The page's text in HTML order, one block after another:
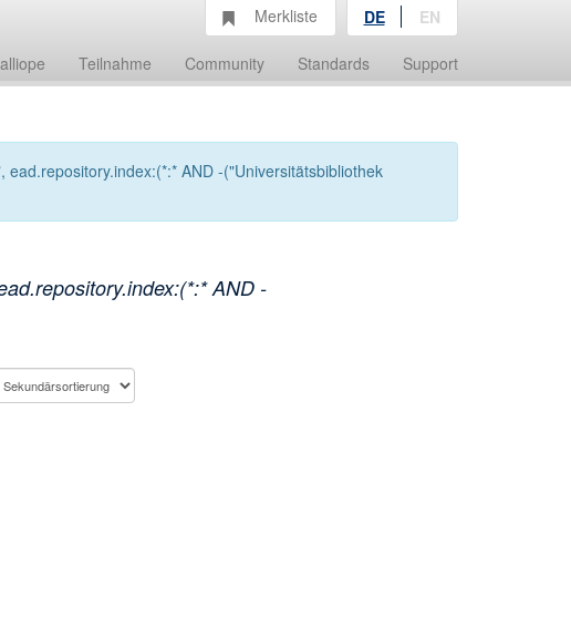
Teilnahme Community Standards Support
Merkliste DE EN
AND -("Universitätsbibliothek
AND -